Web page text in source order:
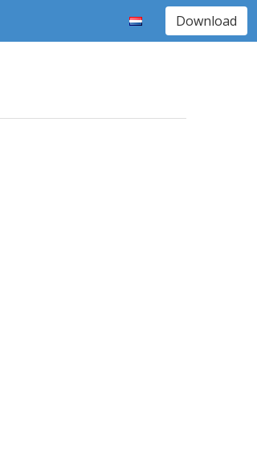
Download